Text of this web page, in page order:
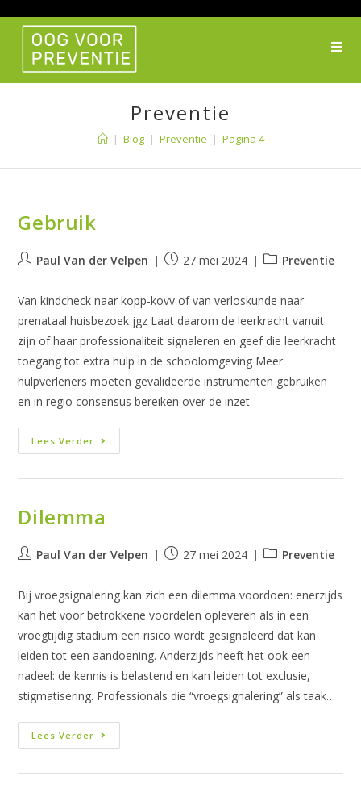
naar
inhoud
Preventie
| Blog | Preventie | Pagina 4
Gebruik
BerichtPaul Van der Velpen
Bericht27 mei 2024 Berichtcategorie:
Preventie
Van kindcheck naar kopp-kovv of van verloskunde naar
prenataal huisbezoek jgz Laat daarom de leerkracht vanuit
zijn of haar professionaliteit signaleren en geef die leerkracht
toegang tot extra hulp in de schoolomgeving Meer
hulpverleners moeten gevalideerde instrumenten gebruiken
en in regio consensus bereiken over de inzet
Lees Verder Gebruik
Dilemma
BerichtPaul Van der Velpen
Bericht27 mei 2024 Berichtcategorie:
Preventie
Bij vroegsignalering kan zich een dilemma voordoen: enerzijds
kan het voor betrokkene voordelen opleveren als in een
vroegtijdig stadium een risico wordt gesignaleerd dat kan
leiden tot een aandoening. Anderzijds heeft het ook een
nadeel: de kennis is belastend en kan leiden tot exclusie,
stigmatisering. Professionals die “vroegsignalering” als taak…
Lees Verder Dilemma